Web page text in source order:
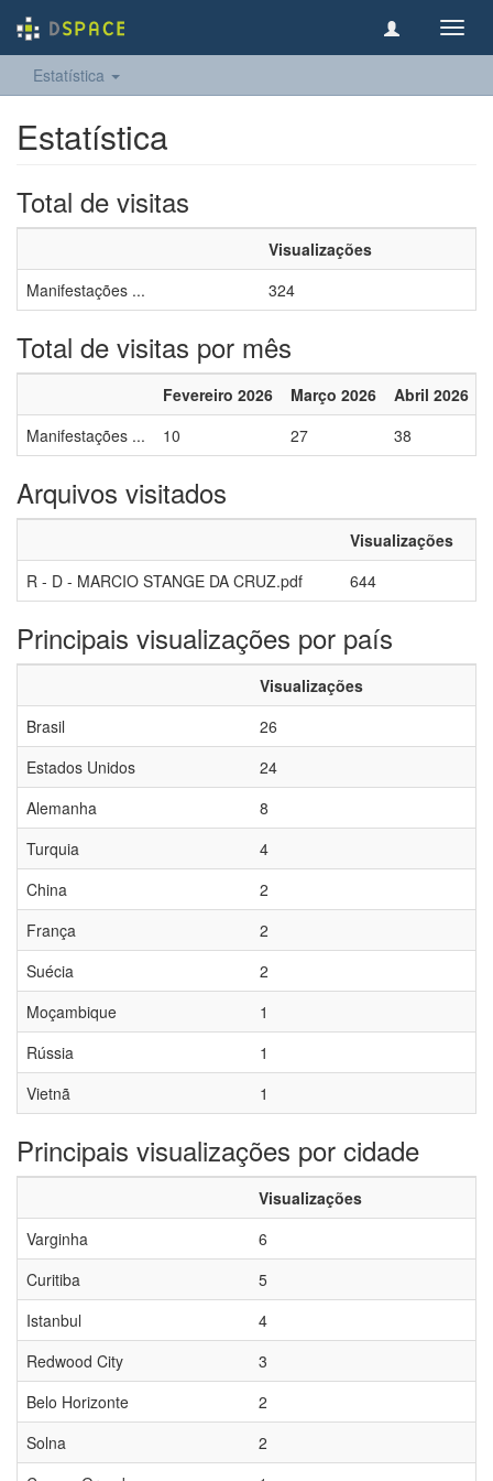
Estatística
Estatística
Total de visitas
Visualizações
Manifestações ...
324
Total de visitas por mês
Fevereiro 2026 Março 2026 Abril 2026
Manifestações ...
10 27 38
Arquivos visitados
Visualizações
R - D - MARCIO STANGE DA CRUZ.pdf
644
Principais visualizações por país
Visualizações
Brasil
26
Estados Unidos
24
Alemanha
8
Turquia
4
China
2
França
2
Suécia
2
Moçambique
1
Rússia
1
Vietnã
1
Principais visualizações por cidade
Visualizações
Varginha
6
Curitiba
5
Istanbul
4
Redwood City
3
Belo Horizonte
2
Solna
2